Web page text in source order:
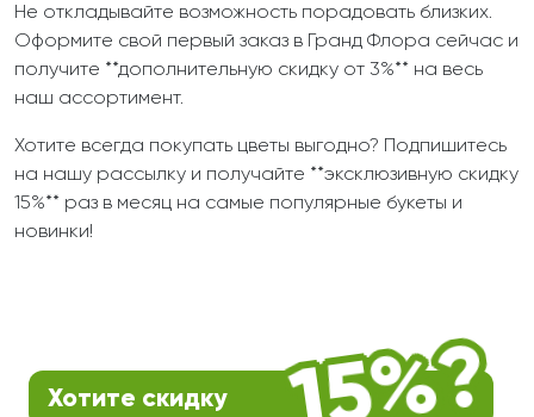
Не откладывайте возможность порадовать близких.
Оформите свой первый заказ в Гранд Флора сейчас и
получите **дополнительную скидку от 3%** на весь
наш ассортимент.
Хотите всегда покупать цветы выгодно? Подпишитесь
на нашу рассылку и получайте **эксклюзивную скидку
15%** раз в месяц на самые популярные букеты и
новинки!
Хотите скидку